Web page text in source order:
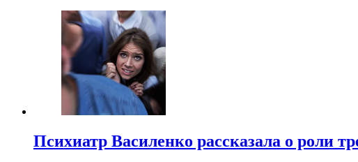
Психиатр Василенко рассказала о роли